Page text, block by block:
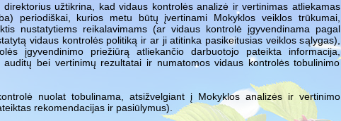
direktorius užtikrina, kad vidaus kontrolės analizė ir vertinimas atliekamas
periodiškai, kurios metu būtų įvertinami Mokyklos veiklos trūkumai,
nustatytiems reikalavimams (ar vidaus kontrolė įgyvendinama pagal
vidaus kontrolės politiką ir ar ji atitinka pasikeitusias veiklos sąlygas),
įgyvendinimo priežiūrą atliekančio darbuotojo pateikta informacija,
bei vertinimų rezultatai ir numatomos vidaus kontrolės tobulinimo
nuolat tobulinama, atsižvelgiant į Mokyklos analizės ir vertinimo
rekomendacijas ir pasiūlymus).